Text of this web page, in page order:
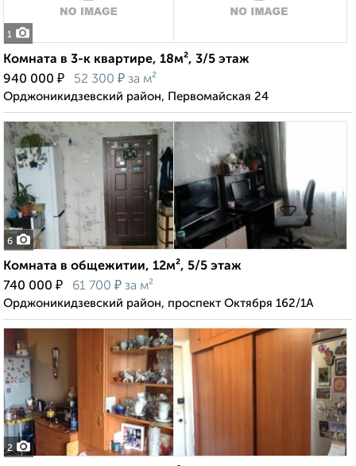
1
Комната в 3-к квартире, 18м², 3/5 этаж
940 000 ₽ 52 300 ₽ за м²
Орджоникидзевский район, Первомайская 24
6
Комната в общежитии, 12м², 5/5 этаж
740 000 ₽ 61 700 ₽ за м²
Орджоникидзевский район, проспект Октября 162/1А
2